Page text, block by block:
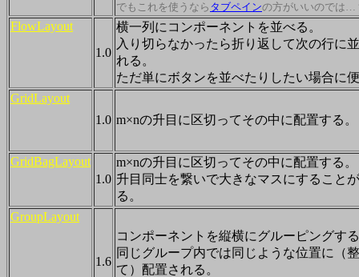
でもこれを使うなら タブペインの方がいいのでは…
FlowLayout
1.0
横一列にコンポーネントを並べる。
入り切らなかったら折り返して次の行に
れる。
ただ単にボタンを並べたりしたい場合に
GridLayout
1.0 m×nの升目に区切ってその中に配置する。
GridBagLayout
1.0
m×nの升目に区切ってその中に配置する。
升目同士を繋いで大きなマスにすること
る。
GroupLayout
1.6
コンポーネントを縦横にグルーピングす
同じグループ内では同じような位置に（
て）配置される。